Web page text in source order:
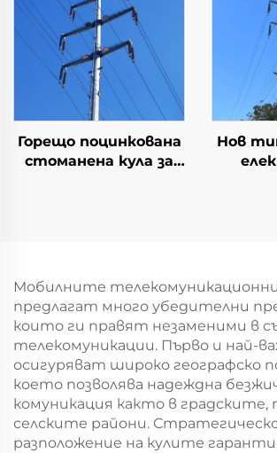
Горещо поцинкована
стоманена кула за
Нов
Мобилните телекомуникационни
предлагат много убедителни
които ги правят незаменими в
телекомуникации. Първо и най-
осигуряват широко географско
което позволява надеждна
комуникация както в градските,
селските райони.
разположение на кулите